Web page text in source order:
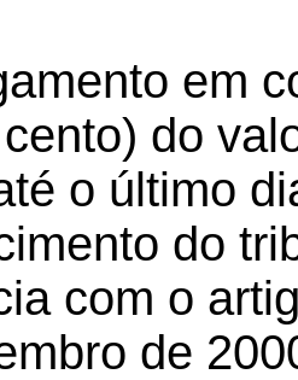
em
do
o último
do
com o
de